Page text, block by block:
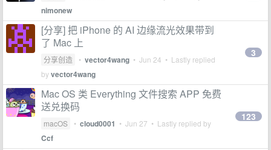
nimonew
[分享] 把 iPhone 的 AI 边缘流光效果带到
了 Mac 上
分享创造 • vector4wang • Jun 24 • Lastly replied
byvector4wang
3
Mac OS 类 Everything 文件搜索 APP 免费
送兑换码
macOS • cloud0001 • Jun 27 • Lastly replied by
Ccf
123